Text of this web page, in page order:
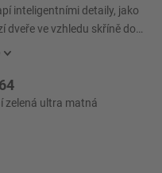
inteligentními detaily, jako
dveře ve vzhledu skříně do
místnosti.
zelená ultra matná